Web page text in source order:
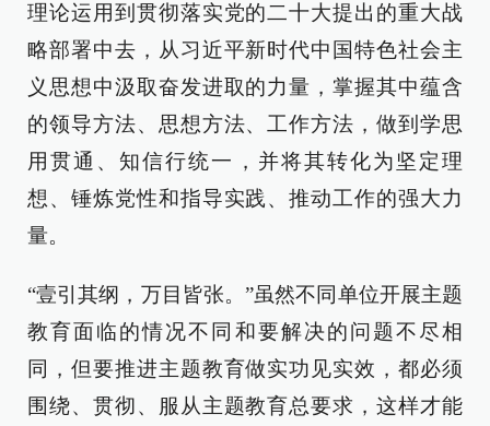
理论运用到贯彻落实党的二十大提出的重大战
略部署中去，从习近平新时代中国特色社会主
义思想中汲取奋发进取的力量，掌握其中蕴含
的领导方法、思想方法、工作方法，做到学思
用贯通、知信行统一，并将其转化为坚定理
想、锤炼党性和指导实践、推动工作的强大力
量。
“壹引其纲，万目皆张。”虽然不同单位开展主题
教育面临的情况不同和要解决的问题不尽相
同，但要推进主题教育做实功见实效，都必须
围绕、贯彻、服从主题教育总要求，这样才能